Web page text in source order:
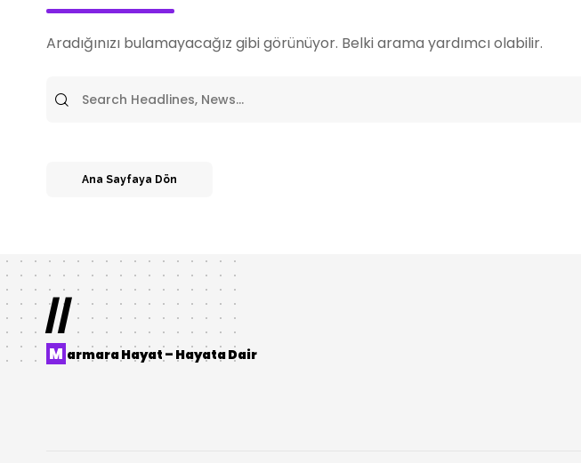
Aradığınızı bulamayacağız gibi görünüyor. Belki arama yardımcı olabilir.
Ana Sayfaya Dön
//
M armara Hayat – Hayata Dair